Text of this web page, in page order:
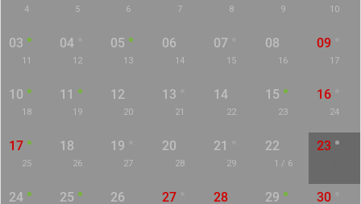
4 5 6 7 8 9 10
03
11
04
12
05
13
06
14
07
15
08
16
09
17
10
18
11
19
12
20
13
21
14
22
15
23
16
24
17
25
18
26
19
27
20
28
21
29
22
1 / 6
23
24 25 26 27 28 29 30